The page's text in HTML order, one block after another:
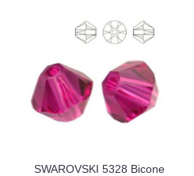
SWAROVSKI 5328 Bicone